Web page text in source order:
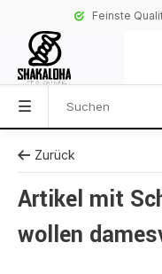
Feinste Qualität
Zurück
Artikel mit
wollen